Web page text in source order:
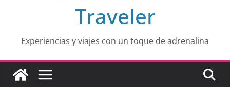
Traveler
Experiencias y viajes con un toque de adrenalina